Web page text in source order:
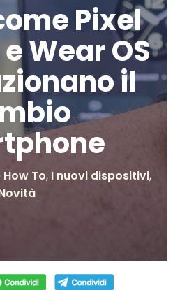
Pixel
Wear OS
il
How To, I nuovi dispositivi,